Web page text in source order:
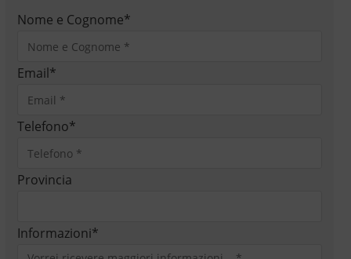
Nome e Cognome*
Email*
Telefono*
Provincia
Informazioni*